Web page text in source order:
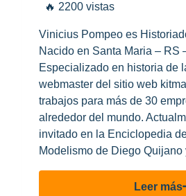
🔥 2200 vistas
Vinicius Pompeo es
Nacido en Santa Maria – RS
Especializado en historia de
webmaster del sitio web
trabajos para más de 30
alrededor del mundo.
invitado en la Enciclopedia
Modelismo de Diego Quijano
Leer más